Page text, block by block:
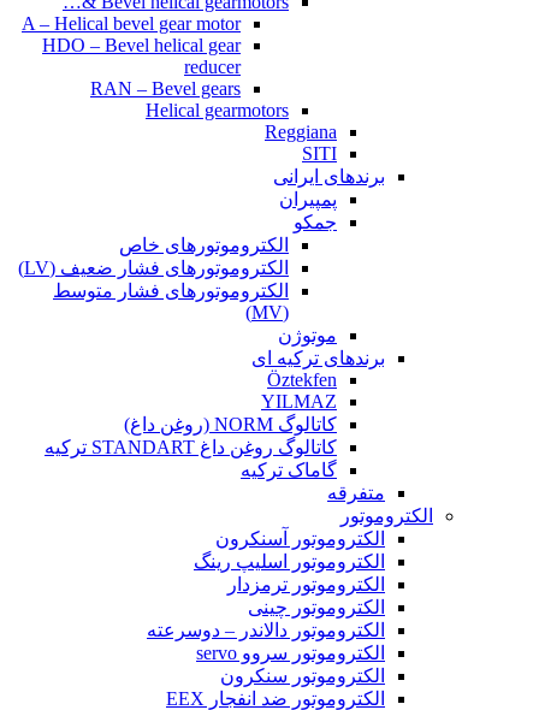
A – Helical bevel gear motor
HDO – Bevel helical gear
reducer
RAN – Bevel gears
Helical gearmotors
Reggiana
SITI
برندهای ایرانی
پمپیران
جمکو
الکتروموتورهای خاص
الکتروموتورهای فشار ضعیف (LV)
الکتروموتورهای فشار متوسط
(MV)
موتوژن
برندهای ترکیه ای
Öztekfen
YILMAZ
کاتالوگ NORM (روغن داغ)
کاتالوگ روغن داغ STANDART ترکیه
گاماک ترکیه
متفرقه
الکتروموتور
الکتروموتور آسنکرون
الکتروموتور اسلیپ رینگ
الکتروموتور ترمزدار
الکتروموتور چینی
الکتروموتور دالاندر – دوسرعته
الکتروموتور سروو servo
الکتروموتور سنکرون
الکتروموتور ضد انفجار EEX